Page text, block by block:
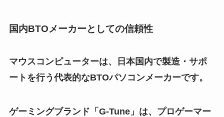
国内BTOメーカーとしての信頼性
マウスコンピューターは、日本国内で製造・サポ
ートを行う代表的なBTOパソコンメーカーです。
ゲーミングブランド「G-Tune」は、プロゲーマー